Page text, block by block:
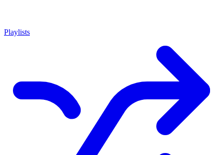
Playlists